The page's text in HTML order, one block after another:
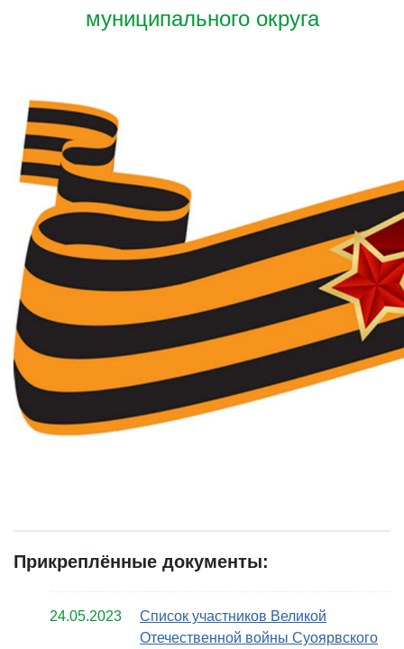
муниципального округа
Прикреплённые документы:
24.05.2023
Список участников Великой
Отечественной войны Суоярвского